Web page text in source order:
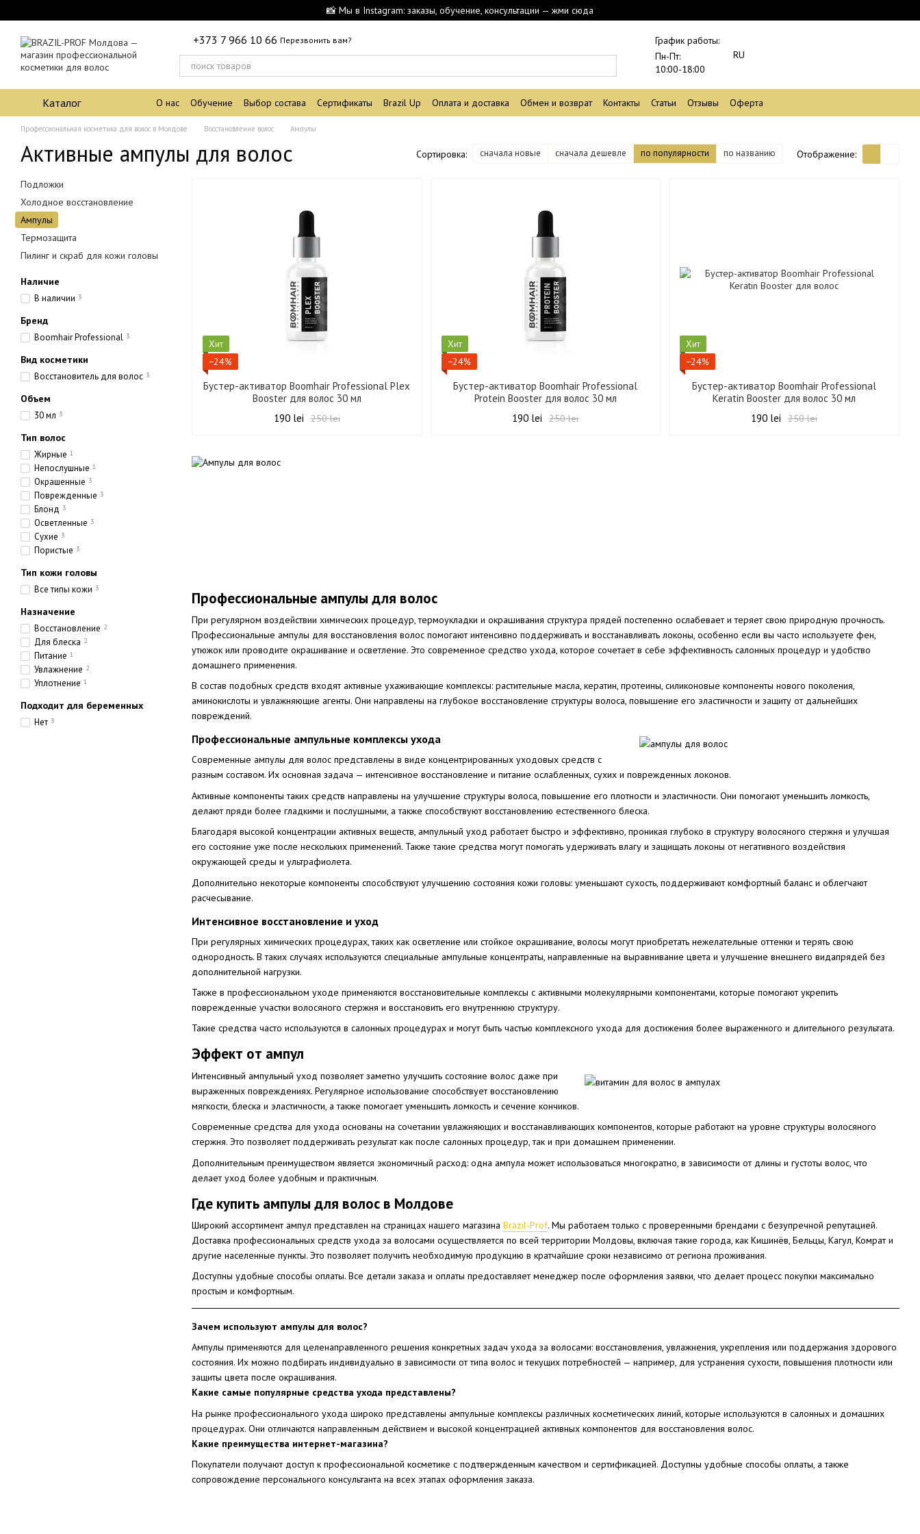
📸 Мы в Instagram: заказы, обучение, консультации — жми сюда
+373 7 966 10 66 Перезвонить вам?
График работы:
Пн-Пт:
10:00-18:00
RU
Каталог О нас Обучение Выбор состава Сертификаты Brazil Up Оплата и доставка Обмен и возврат Контакты Статьи Отзывы Оферта
Профессиональная косметика для волос в Молдове Восстановление волос Ампулы
Активные ампулы для волос Сортировка: сначала новые сначала дешевле по популярности по названию Отображение:
Профессиональные ампулы для волос
При регулярном воздействии химических процедур, термоукладки и окрашивания структура прядей постепенно ослабевает и теряет свою природную прочность.
Профессиональные ампулы для восстановления волос помогают интенсивно поддерживать и восстанавливать локоны, особенно если вы часто используете фен,
утюжок или проводите окрашивание и осветление. Это современное средство ухода, которое сочетает в себе эффективность салонных процедур и удобство
домашнего применения.
В состав подобных средств входят активные ухаживающие комплексы: растительные масла, кератин, протеины, силиконовые компоненты нового поколения,
аминокислоты и увлажняющие агенты. Они направлены на глубокое восстановление структуры волоса, повышение его эластичности и защиту от дальнейших
повреждений.
Профессиональные ампульные комплексы ухода
Современные ампулы для волос представлены в виде концентрированных уходовых средств с
разным составом. Их основная задача — интенсивное восстановление и питание ослабленных, сухих и поврежденных локонов.
Активные компоненты таких средств направлены на улучшение структуры волоса, повышение его плотности и эластичности. Они помогают уменьшить ломкость,
делают пряди более гладкими и послушными, а также способствуют восстановлению естественного блеска.
Благодаря высокой концентрации активных веществ, ампульный уход работает быстро и эффективно, проникая глубоко в структуру волосяного стержня и улучшая
его состояние уже после нескольких применений. Также такие средства могут помогать удерживать влагу и защищать локоны от негативного воздействия
окружающей среды и ультрафиолета.
Дополнительно некоторые компоненты способствуют улучшению состояния кожи головы: уменьшают сухость, поддерживают комфортный баланс и облегчают
расчесывание.
Интенсивное восстановление и уход
При регулярных химических процедурах, таких как осветление или стойкое окрашивание, волосы могут приобретать нежелательные оттенки и терять свою
однородность. В таких случаях используются специальные ампульные концентраты, направленные на выравнивание цвета и улучшение внешнего видапрядей без
дополнительной нагрузки.
Также в профессиональном уходе применяются восстановительные комплексы с активными молекулярными компонентами, которые помогают укрепить
поврежденные участки волосяного стержня и восстановить его внутреннюю структуру.
Такие средства часто используются в салонных процедурах и могут быть частью комплексного ухода для достижения более выраженного и длительного результата.
Эффект от ампул
Интенсивный ампульный уход позволяет заметно улучшить состояние волос даже при
выраженных повреждениях. Регулярное использование способствует восстановлению
мягкости, блеска и эластичности, а также помогает уменьшить ломкость и сечение кончиков.
Современные средства для ухода основаны на сочетании увлажняющих и восстанавливающих компонентов, которые работают на уровне структуры волосяного
стержня. Это позволяет поддерживать результат как после салонных процедур, так и при домашнем применении.
Дополнительным преимуществом является экономичный расход: одна ампула может использоваться многократно, в зависимости от длины и густоты волос, что
делает уход более удобным и практичным.
Где купить ампулы для волос в Молдове
Широкий ассортимент ампул представлен на страницах нашего магазина Brazil-Prof. Мы работаем только с проверенными брендами с безупречной репутацией.
Доставка профессиональных средств ухода за волосами осуществляется по всей территории Молдовы, включая такие города, как Кишинёв, Бельцы, Кагул, Комрат и
другие населенные пункты. Это позволяет получить необходимую продукцию в кратчайшие сроки независимо от региона проживания.
Доступны удобные способы оплаты. Все детали заказа и оплаты предоставляет менеджер после оформления заявки, что делает процесс покупки максимально
простым и комфортным.
Зачем используют ампулы для волос?
Ампулы применяются для целенаправленного решения конкретных задач ухода за волосами: восстановления, увлажнения, укрепления или поддержания здорового
состояния. Их можно подбирать индивидуально в зависимости от типа волос и текущих потребностей — например, для устранения сухости, повышения плотности или
защиты цвета после окрашивания.
Какие самые популярные средства ухода представлены?
На рынке профессионального ухода широко представлены ампульные комплексы различных косметических линий, которые используются в салонных и домашних
процедурах. Они отличаются направленным действием и высокой концентрацией активных компонентов для восстановления волос.
Какие преимущества интернет-магазина?
Покупатели получают доступ к профессиональной косметике с подтвержденным качеством и сертификацией. Доступны удобные способы оплаты, а также
сопровождение персонального консультанта на всех этапах оформления заказа.
Хит
−24%
Бустер-активатор Boomhair Professional Plex
Booster для волос 30 мл
250 lei
190 lei
Хит
−24%
Бустер-активатор Boomhair Professional
Protein Booster для волос 30 мл
250 lei
190 lei
Хит
−24%
Бустер-активатор Boomhair Professional
Keratin Booster для волос 30 мл
250 lei
190 lei
Подложки
Холодное восстановление
Ампулы
Термозащита
Пилинг и скраб для кожи головы
Наличие
В наличии 3
Бренд
Boomhair Professional 3
Вид косметики
Восстановитель для волос 3
Объем
30 мл 3
Тип волос
Жирные 1
Непослушные 1
Окрашенные 3
Поврежденные 3
Блонд 3
Осветленные 3
Сухие 3
Пористые 3
Тип кожи головы
Все типы кожи 3
Назначение
Восстановление 2
Для блеска 2
Питание 1
Увлажнение 2
Уплотнение 1
Подходит для беременных
Нет 3